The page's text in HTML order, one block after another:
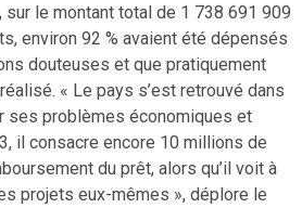
sur le montant total de 1 738 691 909
environ 92 % avaient été dépensés
douteuses et que pratiquement
« Le pays s’est retrouvé dans
ses problèmes économiques et
il consacre encore 10 millions de
du prêt, alors qu’il voit à
projets eux-mêmes », déplore le